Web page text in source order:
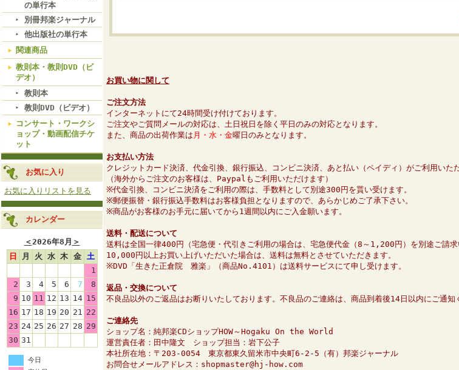
の単行本
別冊邦楽ジャーナル
他出版社の単行本
関連商品
教則本・教則DVD（ビ
デオ）
教則本
教則DVD（ビデオ）
コンサート・ワークシ
ョップ・動画配信チケ
ット
お気に入り
お気に入りリストを見る
カレンダー
＜2026年8月 ＞
日
月 火 水 木 金
土
1
2
3 4 5 6 7
8
9 10 11 12 13 14 15
16 17 18 19 20 21 22
23 24 25 26 27 28 29
30 31
今日
お買い物に関して
ご注文方法
インターネットにて24時間受け付けております。
ご注文やご質問メールの対応は、土日祝日を除く平日のみの対応となります。
また、商品の出荷作業は 月・水・金曜日のみとなります。
お支払い方法
クレジットカード決済、代金引換、銀行振込、コンビニ決済、あと払い（ペイディ）がご利用いた
（海外からご注文のお客様は、Paypalもご利用いただけます）
※代金引換、コンビニ決済をご利用の際は、手数料として別途300円を貰い受けます。
※郵便振替・銀行振込手数料はお客様負担となりますので、あらかじめご了承下さい。
※商品がお客様のお手元に届いてから1週間以内にご入金願います。
送料・配送について
送料は全国一律400円（宅急便・代引きご利用の場合は、宅急便代金（8～1,200円）を別途ご請求
10,000円以上お買い上げいただいた場合は、送料は無料とさせていただきます。
※DVD「生きた正倉院 雅楽」（商品No.4101）は送料サービスにて申し受けます。
返品・交換について
不良品以外のご返品はお断りいたしております。不良品のご連絡は、商品到着後14日以内にご通知
ご連絡先
ショップ名：純邦楽CDショップHOW～Hogaku On the World
運営責任者：田中隆文 ショップ担当：岩下公子
本社所在地：〒203-0054 東京都東久留米市中央町6-2-5（有）邦楽ジャーナル
お問合せメールアドレス：shopmaster@hj-how.com